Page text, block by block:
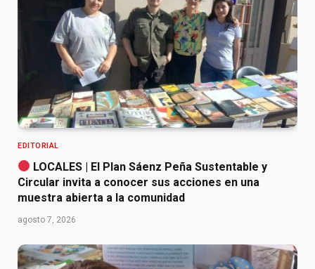
EDITORIAL
LOCALES | El Plan Sáenz Peña Sustentable y
Circular invita a conocer sus acciones en una
muestra abierta a la comunidad
agosto 7, 2026